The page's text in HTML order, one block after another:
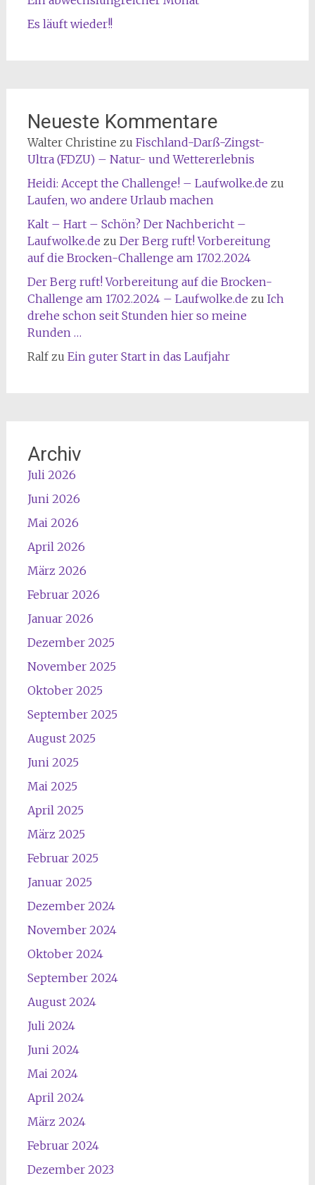
Es läuft wieder!!
Neueste Kommentare
Walter Christine zu Fischland-Darß-Zingst-
Ultra (FDZU) – Natur- und Wettererlebnis
Heidi: Accept the Challenge! – Laufwolke.de zu
Laufen, wo andere Urlaub machen
Kalt – Hart – Schön? Der Nachbericht –
Laufwolke.de zu Der Berg ruft! Vorbereitung
auf die Brocken-Challenge am 17.02.2024
Der Berg ruft! Vorbereitung auf die Brocken-
Challenge am 17.02.2024 – Laufwolke.de zu Ich
drehe schon seit Stunden hier so meine
Runden …
Ralfzu Ein guter Start in das Laufjahr
Archiv
Juli 2026
Juni 2026
Mai 2026
April 2026
März 2026
Februar 2026
Januar 2026
Dezember 2025
November 2025
Oktober 2025
September 2025
August 2025
Juni 2025
Mai 2025
April 2025
März 2025
Februar 2025
Januar 2025
Dezember 2024
November 2024
Oktober 2024
September 2024
August 2024
Juli 2024
Juni 2024
Mai 2024
April 2024
März 2024
Februar 2024
Dezember 2023